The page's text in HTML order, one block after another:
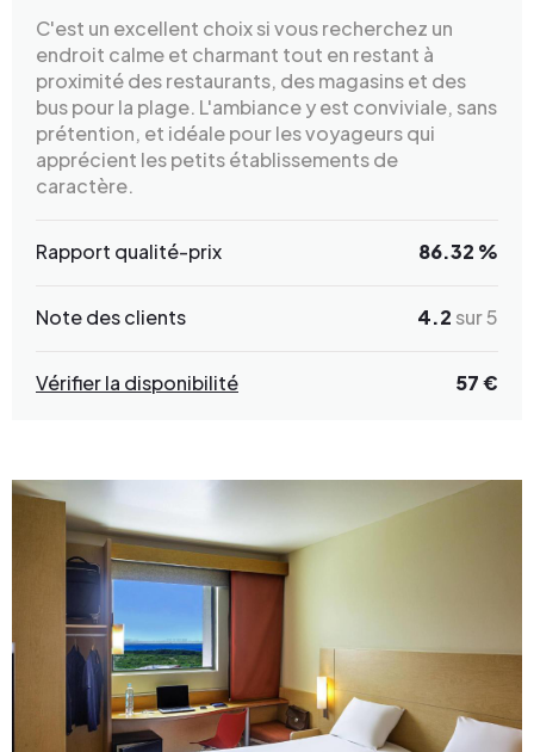
C'est un excellent choix si vous recherchez un
endroit calme et charmant tout en restant à
proximité des restaurants, des magasins et des
bus pour la plage. L'ambiance y est conviviale, sans
prétention, et idéale pour les voyageurs qui
apprécient les petits établissements de
caractère.
Rapport qualité-prix 86.32 %
Note des clients 4.2 sur 5
Vérifier la disponibilité 57 €